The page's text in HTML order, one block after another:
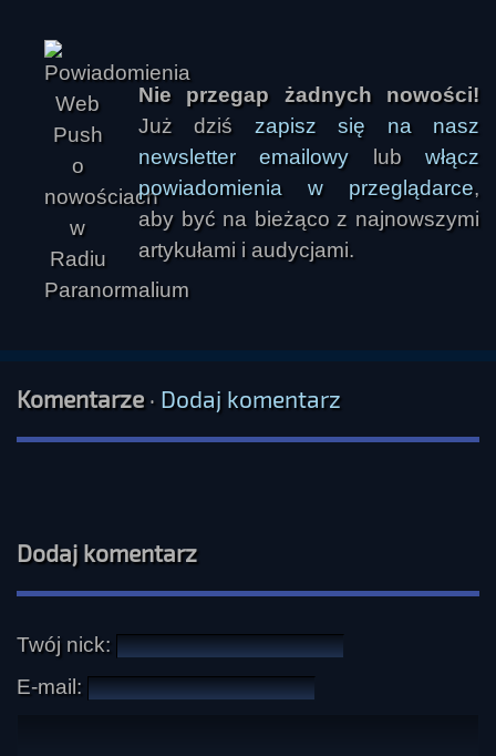
Nie przegap żadnych nowości!
Już dziś zapisz się na nasz
newsletter emailowy lubwłącz
powiadomienia w przeglądarce,
aby być na bieżąco z najnowszymi
artykułami i audycjami.
Komentarze· Dodaj komentarz
Dodaj komentarz
Twój nick:
E-mail: